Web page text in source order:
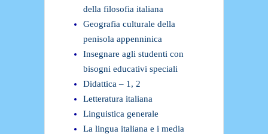
della filosofia italiana
Geografia culturale della
penisola appenninica
Insegnare agli studenti con
bisogni educativi speciali
Didattica – 1, 2
Letteratura italiana
Linguistica generale
La lingua italiana e i media